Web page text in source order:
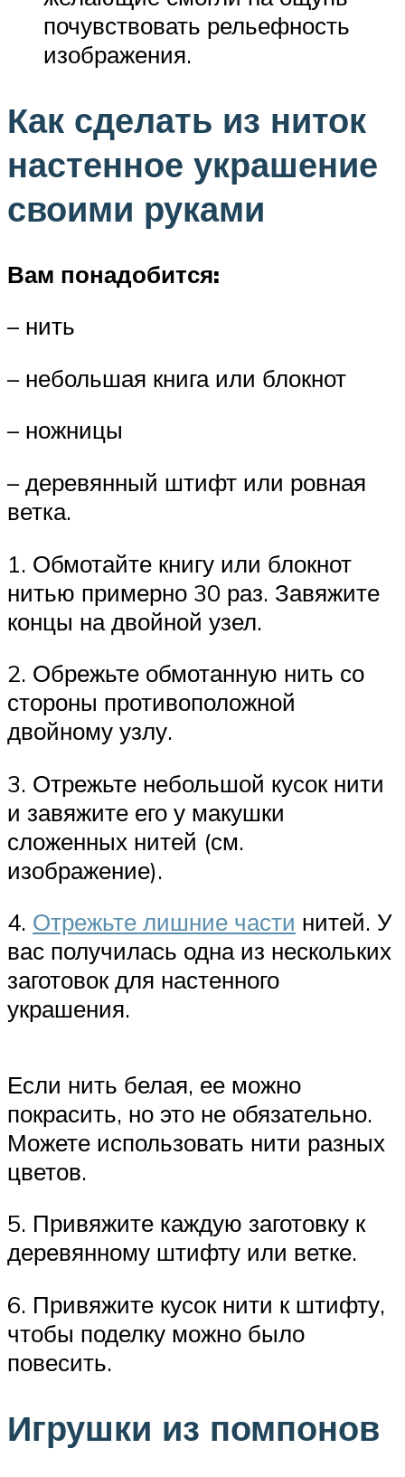
почувствовать рельефность
изображения.
Как сделать из ниток
настенное украшение
своими руками
Вам понадобится:
– нить
– небольшая книга или блокнот
– ножницы
– деревянный штифт или ровная
ветка.
1. Обмотайте книгу или блокнот
нитью примерно 30 раз. Завяжите
концы на двойной узел.
2. Обрежьте обмотанную нить со
стороны противоположной
двойному узлу.
3. Отрежьте небольшой кусок нити
и завяжите его у макушки
сложенных нитей (см.
изображение).
4. Отрежьте лишние части нитей. У
вас получилась одна из нескольких
заготовок для настенного
украшения.
Если нить белая, ее можно
покрасить, но это не обязательно.
Можете использовать нити разных
цветов.
5. Привяжите каждую заготовку к
деревянному штифту или ветке.
6. Привяжите кусок нити к штифту,
чтобы поделку можно было
повесить.
Игрушки из помпонов